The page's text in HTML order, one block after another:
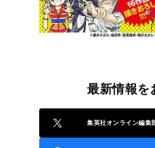
最新情報を
集英社オンライン編集